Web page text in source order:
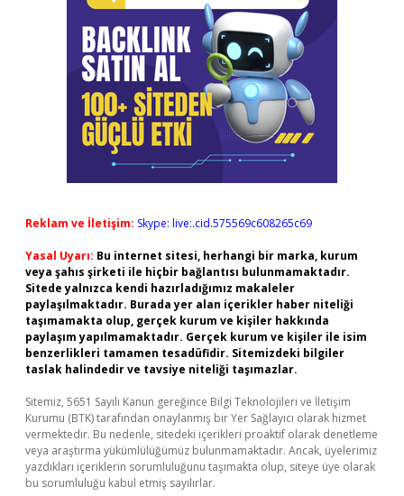
Reklam ve İletişim: Skype: live:.cid.575569c608265c69
Yasal Uyarı: Bu internet sitesi, herhangi bir marka, kurum
veya şahıs şirketi ile hiçbir bağlantısı bulunmamaktadır.
Sitede yalnızca kendi hazırladığımız makaleler
paylaşılmaktadır. Burada yer alan içerikler haber niteliği
taşımamakta olup, gerçek kurum ve kişiler hakkında
paylaşım yapılmamaktadır. Gerçek kurum ve kişiler ile isim
benzerlikleri tamamen tesadüfidir. Sitemizdeki bilgiler
taslak halindedir ve tavsiye niteliği taşımazlar.
Sitemiz, 5651 Sayılı Kanun gereğince Bilgi Teknolojileri ve İletişim
Kurumu (BTK) tarafından onaylanmış bir Yer Sağlayıcı olarak hizmet
vermektedir. Bu nedenle, sitedeki içerikleri proaktif olarak denetleme
veya araştırma yükümlülüğümüz bulunmamaktadır. Ancak, üyelerimiz
yazdıkları içeriklerin sorumluluğunu taşımakta olup, siteye üye olarak
bu sorumluluğu kabul etmiş sayılırlar.